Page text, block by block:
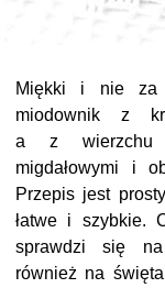
Miękki i nie za
miodownik z
a z wierzchu
migdałowymi i
Przepis jest
łatwe i szybkie.
sprawdzi się na
również na